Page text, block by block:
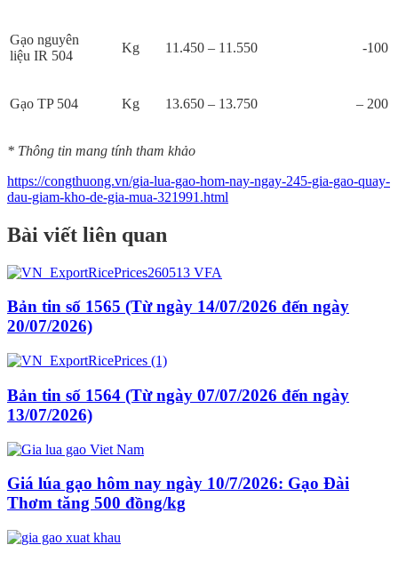
Gạo nguyên
liệu IR 504
Kg 11.450 – 11.550 -100
Gạo TP 504 Kg 13.650 – 13.750 – 200
* Thông tin mang tính tham khảo
https://congthuong.vn/gia-lua-gao-hom-nay-ngay-245-gia-gao-quay-
dau-giam-kho-de-gia-mua-321991.html
Bài viết liên quan
Bản tin số 1565 (Từ ngày 14/07/2026 đến ngày
20/07/2026)
Bản tin số 1564 (Từ ngày 07/07/2026 đến ngày
13/07/2026)
Giá lúa gạo hôm nay ngày 10/7/2026: Gạo Đài
Thơm tăng 500 đồng/kg